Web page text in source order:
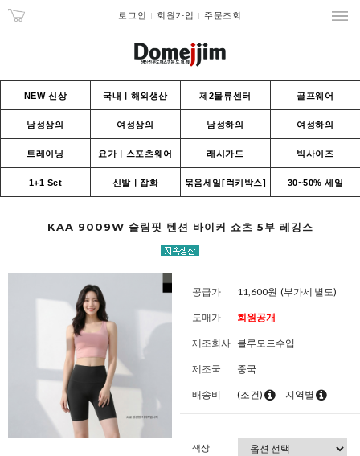
로그인 회원가입 주문조회
NEW 신상 국내ㅣ해외생산 제2물류센터 골프웨어
남성상의 여성상의 남성하의 여성하의
트레이닝 요가ㅣ스포츠웨어 래시가드 빅사이즈
1+1 Set 신발ㅣ잡화 묶음세일[럭키박스] 30~50% 세일
KAA 9009W 슬림핏 텐션 바이커 쇼츠 5부 레깅스
공급가 11,600원 (부가세 별도)
도매가 회원공개
제조회사 블루모드수입
제조국 중국
배송비 (조건) 지역별
색상